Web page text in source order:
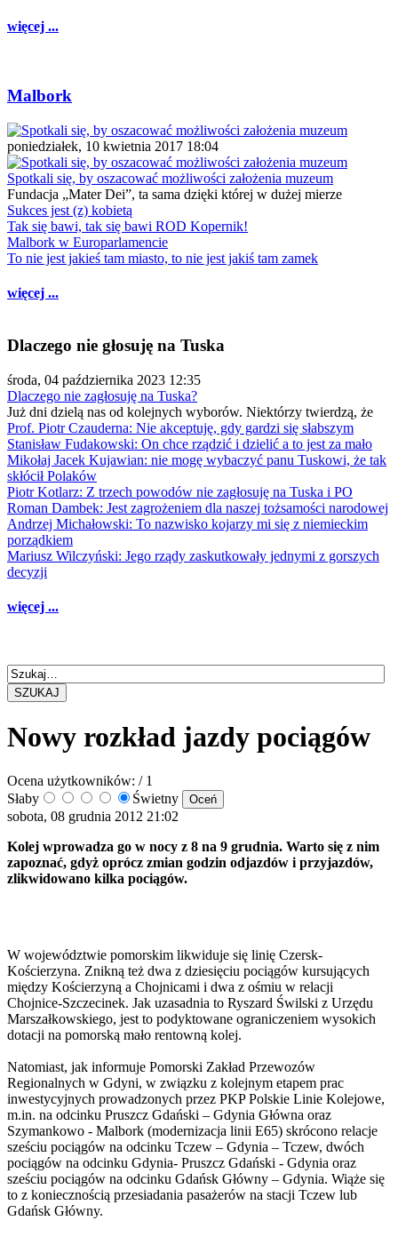
więcej ...
Malbork
poniedziałek, 10 kwietnia 2017 18:04
Spotkali się, by oszacować możliwości założenia muzeum
Fundacja „Mater Dei”, ta sama dzięki której w dużej mierze
Sukces jest (z) kobietą
Tak się bawi, tak się bawi ROD Kopernik!
Malbork w Europarlamencie
To nie jest jakieś tam miasto, to nie jest jakiś tam zamek
więcej ...
Dlaczego nie głosuję na Tuska
środa, 04 października 2023 12:35
Dlaczego nie zagłosuję na Tuska?
Już dni dzielą nas od kolejnych wyborów. Niektórzy twierdzą, że
Prof. Piotr Czauderna: Nie akceptuję, gdy gardzi się słabszym
Stanisław Fudakowski: On chce rządzić i dzielić a to jest za mało
Mikołaj Jacek Kujawian: nie mogę wybaczyć panu Tuskowi, że tak
skłócił Polaków
Piotr Kotlarz: Z trzech powodów nie zagłosuję na Tuska i PO
Roman Dambek: Jest zagrożeniem dla naszej tożsamości narodowej
Andrzej Michałowski: To nazwisko kojarzy mi się z niemieckim
porządkiem
Mariusz Wilczyński: Jego rządy zaskutkowały jednymi z gorszych
decyzji
więcej ...
SZUKAJ
Nowy rozkład jazdy pociągów
Ocena użytkowników: / 1
Słaby
Świetny
sobota, 08 grudnia 2012 21:02
Kolej wprowadza go w nocy z 8 na 9 grudnia. Warto się z nim
zapoznać, gdyż oprócz zmian godzin odjazdów i przyjazdów,
zlikwidowano kilka pociągów.
W województwie pomorskim likwiduje się linię Czersk-
Kościerzyna. Znikną też dwa z dziesięciu pociągów kursujących
między Kościerzyną a Chojnicami i dwa z ośmiu w relacji
Chojnice-Szczecinek. Jak uzasadnia to Ryszard Świlski z Urzędu
Marszałkowskiego, jest to podyktowane ograniczeniem wysokich
dotacji na pomorską mało rentowną kolej.
Natomiast, jak informuje Pomorski Zakład Przewozów
Regionalnych w Gdyni, w związku z kolejnym etapem prac
inwestycyjnych prowadzonych przez PKP Polskie Linie Kolejowe,
m.in. na odcinku Pruszcz Gdański – Gdynia Główna oraz
Szymankowo - Malbork (modernizacja linii E65) skrócono relacje
sześciu pociągów na odcinku Tczew – Gdynia – Tczew, dwóch
pociągów na odcinku Gdynia- Pruszcz Gdański - Gdynia oraz
sześciu pociągów na odcinku Gdańsk Główny – Gdynia. Wiąże się
to z koniecznością przesiadania pasażerów na stacji Tczew lub
Gdańsk Główny.